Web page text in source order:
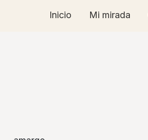
Inicio Mi mirada